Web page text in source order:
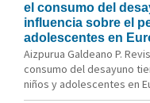
el consumo del
influencia sobre el
adolescentes en
Aizpurua Galdeano P.
consumo del desayuno
niños y adolescentes en